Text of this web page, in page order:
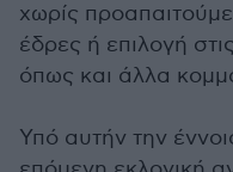
χωρίς
έδρες ή επιλογή
όπως και άλλα
Υπό αυτήν την